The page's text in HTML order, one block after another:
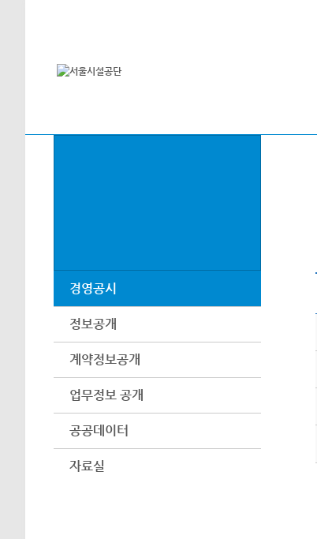
경영공시
정보공개
계약정보공개
업무정보 공개
공공데이터
자료실